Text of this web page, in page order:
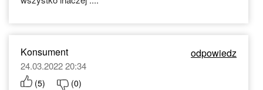
Konsument odpowiedz
24.03.2022 20:34
(5) (0)